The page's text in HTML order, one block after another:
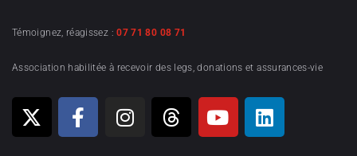
Témoignez, réagissez :07 71 80 08 71
Association habilitée à recevoir des legs, donations et assurances-vie